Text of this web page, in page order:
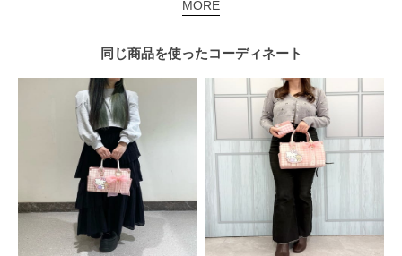
MORE
同じ商品を使ったコーディネート